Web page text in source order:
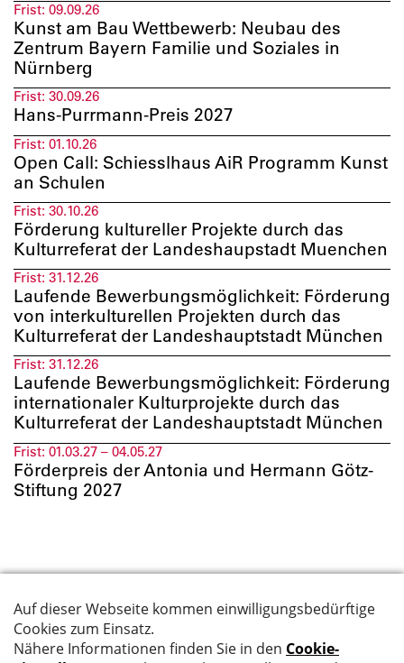
Frist: 09.09.26
Kunst am Bau Wettbewerb: Neubau des
Zentrum Bayern Familie und Soziales in
Nürnberg
Frist: 30.09.26
Hans-Purrmann-Preis 2027
Frist: 01.10.26
Open Call: Schiesslhaus AiR Programm Kunst
an Schulen
Frist: 30.10.26
Förderung kultureller Projekte durch das
Kulturreferat der Landeshaupstadt Muenchen
Frist: 31.12.26
Laufende Bewerbungsmöglichkeit: Förderung
von interkulturellen Projekten durch das
Kulturreferat der Landeshauptstadt München
Frist: 31.12.26
Laufende Bewerbungsmöglichkeit: Förderung
internationaler Kulturprojekte durch das
Kulturreferat der Landeshauptstadt München
Frist: 01.03.27 – 04.05.27
Förderpreis der Antonia und Hermann Götz-
Stiftung 2027
Suche